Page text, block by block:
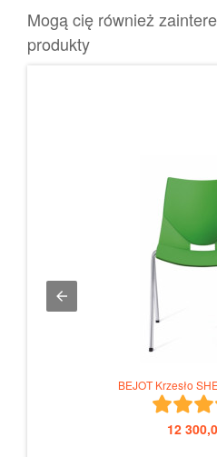
Mogą cię również
produkty
BEJOT Krzesło
12